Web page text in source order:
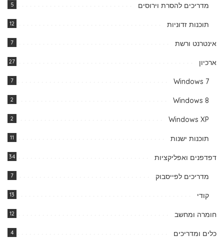
מדריכים להסרת וירוסים 5
תוכנות זדוניות 12
אינטרנט ורשת 7
ארכיון 27
Windows 7
7
Windows 8
2
Windows XP
2
תוכנות ישנות 11
דפדפנים ואפליקציות 34
מדריכים לפייסבוק 7
קודי 13
חומרה ומחשב 12
כלים ומדריכים 4